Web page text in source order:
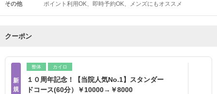
その他 ポイント利用OK 即時予約OK メンズにもオススメ
クーポン
新
規
整体 カイロ
１０周年記念！【当院人気No.1】スタンダー
ドコース(60分）￥10000→￥8000